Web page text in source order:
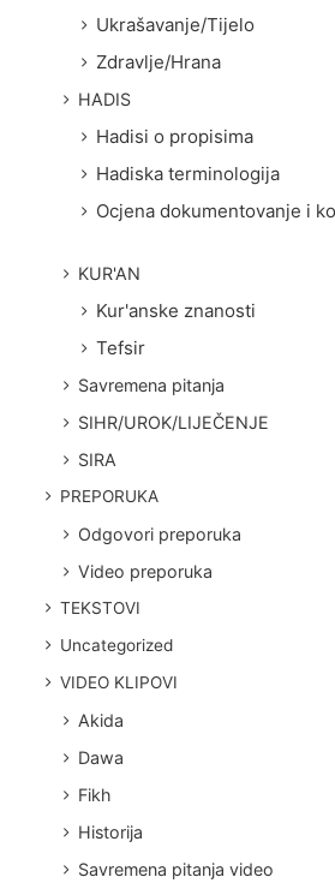
Ukrašavanje/Tijelo
Zdravlje/Hrana
HADIS
Hadisi o propisima
Hadiska terminologija
Ocjena dokumentovanje i
KUR'AN
Kur'anske znanosti
Tefsir
Savremena pitanja
SIHR/UROK/LIJEČENJE
SIRA
PREPORUKA
Odgovori preporuka
Video preporuka
TEKSTOVI
Uncategorized
VIDEO KLIPOVI
Akida
Dawa
Fikh
Historija
Savremena pitanja video